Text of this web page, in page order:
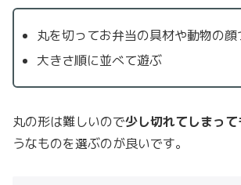
丸を切ってお弁当の具材や動物の顔
大きさ順に並べて遊ぶ
丸の形は難しいので少し切れてしまっ
うなものを選ぶのが良いです。